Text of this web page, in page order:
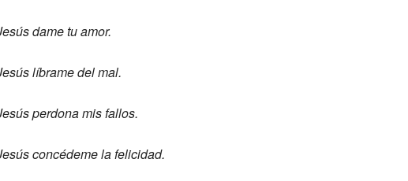
dame tu amor.
líbrame del mal.
perdona misfallos.
concédeme lafelicidad.